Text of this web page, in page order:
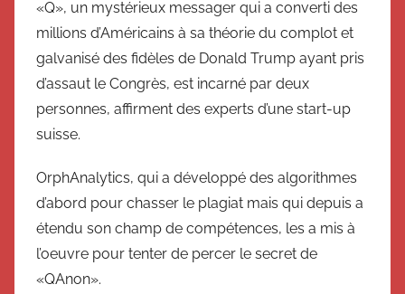
«Q», un mystérieux messager qui a converti des
millions d’Américains à sa théorie du complot et
galvanisé des fidèles de Donald Trump ayant pris
d’assaut le Congrès, est incarné par deux
personnes, affirment des experts d’une start-up
suisse.
OrphAnalytics, qui a développé des algorithmes
d’abord pour chasser le plagiat mais qui depuis a
étendu son champ de compétences, les a mis à
l’oeuvre pour tenter de percer le secret de
«QAnon».